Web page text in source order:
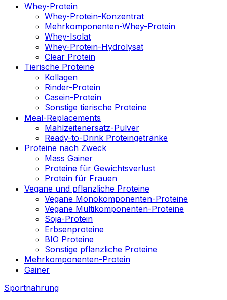
Whey-Protein
Whey-Protein-Konzentrat
Mehrkomponenten-Whey-Protein
Whey-Isolat
Whey-Protein-Hydrolysat
Clear Protein
Tierische Proteine
Kollagen
Rinder-Protein
Casein-Protein
Sonstige tierische Proteine
Meal-Replacements
Mahlzeitenersatz-Pulver
Ready-to-Drink Proteingetränke
Proteine nach Zweck
Mass Gainer
Proteine für Gewichtsverlust
Protein für Frauen
Vegane und pflanzliche Proteine
Vegane Monokomponenten-Proteine
Vegane Multikomponenten-Proteine
Soja-Protein
Erbsenproteine
BIO Proteine
Sonstige pflanzliche Proteine
Mehrkomponenten-Protein
Gainer
Sportnahrung